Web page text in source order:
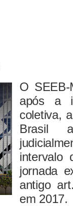
O
após a
coletiva,
Brasil
intervalo
jornada
antigo
em 2017.